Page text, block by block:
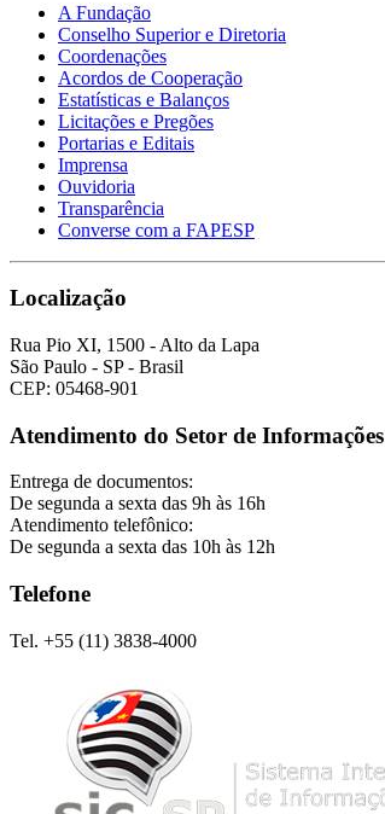
A Fundação
Conselho Superior e Diretoria
Coordenações
Acordos de Cooperação
Estatísticas e Balanços
Licitações e Pregões
Portarias e Editais
Imprensa
Ouvidoria
Transparência
Converse com a FAPESP
Localização
Rua Pio XI, 1500 - Alto da Lapa
São Paulo - SP - Brasil
CEP: 05468-901
Atendimento do Setor de Informações
Entrega de documentos:
De segunda a sexta das 9h às 16h
Atendimento telefônico:
De segunda a sexta das 10h às 12h
Telefone
Tel. +55 (11) 3838-4000